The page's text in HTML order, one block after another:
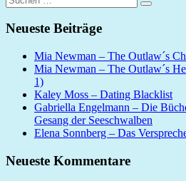
nach:
Suchen
Neueste Beiträge
Mia Newman – The Outlaw´s
Mia Newman – The Outlaw´s
1)
Kaley Moss – Dating Blacklist
Gabriella Engelmann – Die
Gesang der Seeschwalben
Elena Sonnberg – Das
Neueste Kommentare